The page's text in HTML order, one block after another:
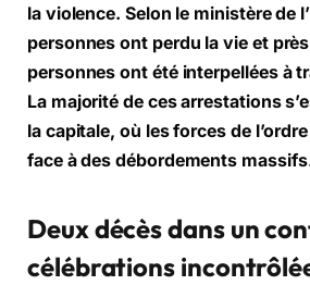
la violence. Selon le ministère de
personnes ont perdu la vie et
personnes ont été interpellées à
La majorité de ces arrestations
la capitale, où les forces de
face à des débordements
Deux décès dans un
célébrations